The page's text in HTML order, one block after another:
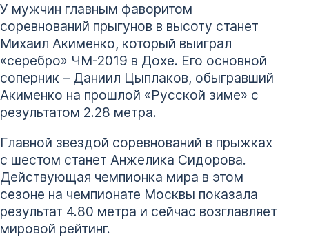
У мужчин главным фаворитом
соревнований прыгунов в высоту станет
Михаил Акименко, который выиграл
«серебро» ЧМ-2019 в Дохе. Его основной
соперник – Даниил Цыплаков, обыгравший
Акименко на прошлой «Русской зиме» с
результатом 2.28 метра.
Главной звездой соревнований в прыжках
с шестом станет Анжелика Сидорова.
Действующая чемпионка мира в этом
сезоне на чемпионате Москвы показала
результат 4.80 метра и сейчас возглавляет
мировой рейтинг.